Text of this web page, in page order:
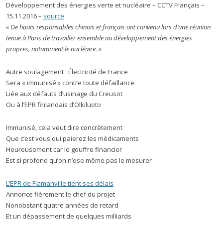
Développement des énergies verte et nucléaire – CCTV Français –
15.11.2016 – source
« De hauts responsables chinois et français ont convenu lors d’une réunion
tenue à Paris de travailler ensemble au développement des énergies
propres, notamment le nucléaire. »
Autre soulagement : Électricité de France
Sera « immunisé » contre toute défaillance
Liée aux défauts d’usinage du Creusot
Ou à l’EPR finlandais d’Olkiluoto
Immunisé, cela veut dire concrètement
Que c’est vous qui paierez les médicaments
Heureusement car le gouffre financier
Est si profond qu’on n’ose même pas le mesurer
L’EPR de Flamanville tient ses délais
Annonce fièrement le chef du projet
Nonobstant quatre années de retard
Et un dépassement de quelques milliards